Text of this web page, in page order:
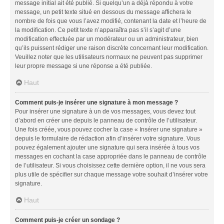
message initial ait été publié. Si quelqu’un a déjà répondu à votre
message, un petit texte situé en dessous du message affichera le
nombre de fois que vous l’avez modifié, contenant la date et l’heure de
la modification. Ce petit texte n’apparaîtra pas s’il s’agit d’une
modification effectuée par un modérateur ou un administrateur, bien
qu’ils puissent rédiger une raison discrète concernant leur modification.
Veuillez noter que les utilisateurs normaux ne peuvent pas supprimer
leur propre message si une réponse a été publiée.
Haut
Comment puis-je insérer une signature à mon message ?
Pour insérer une signature à un de vos messages, vous devez tout
d’abord en créer une depuis le panneau de contrôle de l’utilisateur.
Une fois créée, vous pouvez cocher la case « Insérer une signature »
depuis le formulaire de rédaction afin d’insérer votre signature. Vous
pouvez également ajouter une signature qui sera insérée à tous vos
messages en cochant la case appropriée dans le panneau de contrôle
de l’utilisateur. Si vous choisissez cette dernière option, il ne vous sera
plus utile de spécifier sur chaque message votre souhait d’insérer votre
signature.
Haut
Comment puis-je créer un sondage ?